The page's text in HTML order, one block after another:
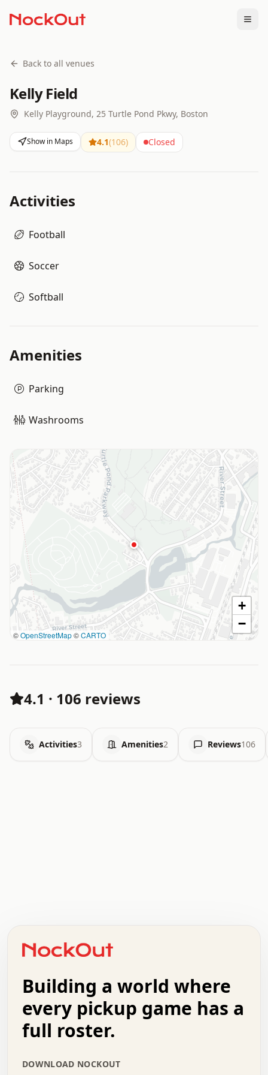
Back to all venues
Kelly Field
Kelly Playground, 25 Turtle Pond Pkwy, Boston
Show in Maps 4.1(106) Closed
Activities
Football
Soccer
Softball
Amenities
Parking
Washrooms
©OpenStreetMap©CARTO
+
−
4.1 · 106 reviews
Activities3 Amenities2 Reviews106
+   .   .   .   .   .   .   .   .   .   +   .   .
.   .   .   .   .   .   .   .   .   .   .   :   .
.   .   .   .   +   .   .   .   .   .   .   .   +
.   :   .   .   .   .   .   .   .   .   o   .   .
.   .   x   .   .   .   .   .   .   :   .   .   o
.   .   .   .   :   .   .   .   .   o   .   .   .
.   .   .   .   .   .   .   :   .   .   .   .   .
Building a world where
every pickup game has a
full roster.
DOWNLOAD NOCKOUT